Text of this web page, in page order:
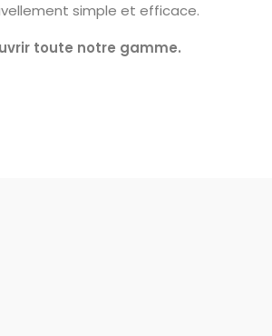
simple et efficace.
toute notre gamme.